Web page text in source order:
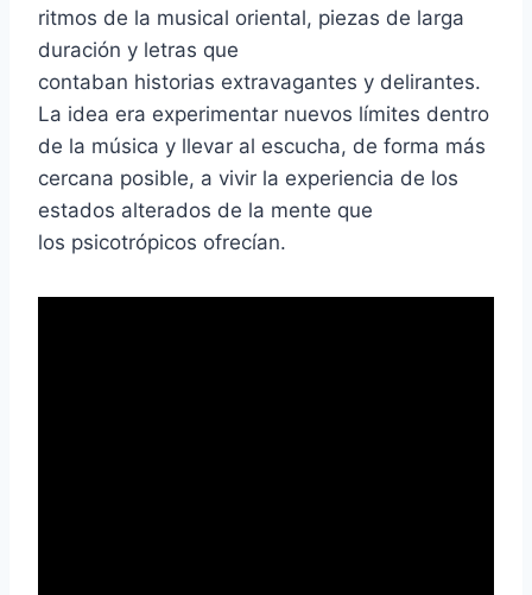
ritmos de la musical oriental, piezas de larga
duración y letras que
contaban historias extravagantes y delirantes.
La idea era experimentar nuevos límites dentro
de la música y llevar al escucha, de forma más
cercana posible, a vivir la experiencia de los
estados alterados de la mente que
los psicotrópicos ofrecían.